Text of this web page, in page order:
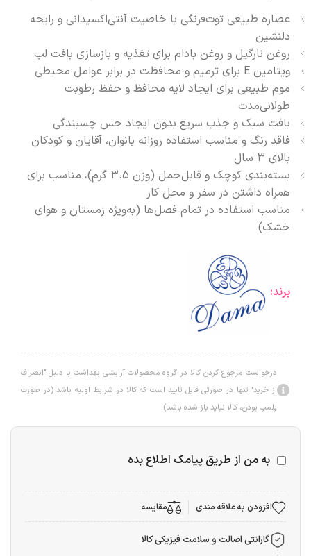
عصاره طبیعی توت‌فرنگی با خاصیت آنتی‌اکسیدانی و رایحه
دلنشین
روغن نارگیل و روغن بادام برای تغذیه و بازسازی بافت لب
ویتامین E برای ترمیم و محافظت در برابر عوامل محیطی
موم طبیعی برای ایجاد لایه محافظ و حفظ رطوبت
طولانی‌مدت
بافت سبک و جذب سریع بدون ایجاد حس چسبندگی
فاقد رنگ و مناسب استفاده روزانه بانوان، آقایان و کودکان
بالای ۳ سال
بسته‌بندی کوچک و قابل‌حمل (وزن ۳.۵ گرم)، مناسب برای
همراه داشتن در سفر و محل کار
مناسب استفاده در تمام فصل‌ها (به‌ویژه زمستان و هوای
خشک)
برند:
درخواست مرجوع کردن کالا در گروه محصولات آرایشی بهداشت با دلیل "انصراف
از خرید" تنها در صورتی قابل تایید است که کالا در شرایط اولیه باشد (در صورت
پلمپ بودن، کالا نباید باز شده باشد).
به من از طریق پیامک اطلاع بده
افزودن به علاقه مندی مقایسه
گارانتی اصالت و سلامت فیزیکی کالا